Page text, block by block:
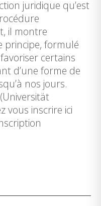
juridique qu’est
il montre
principe, formulé
certains
d’une forme de
nos jours.
vous inscrire ici